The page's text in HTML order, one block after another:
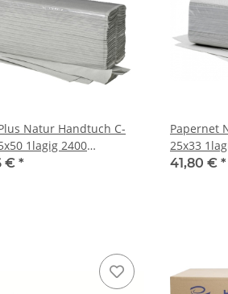
Natur Handtuch C-
1lagig 2400
€ *
Papernet
25x33
41,80 € *